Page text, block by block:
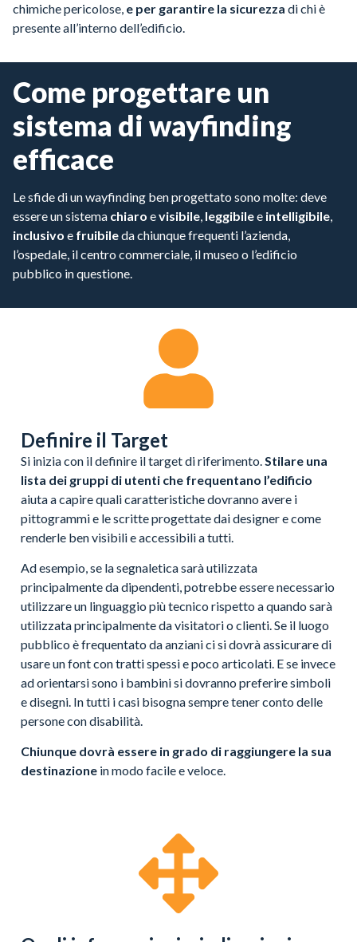
chimiche pericolose, e per garantire la sicurezza di chi è
presente all’interno dell’edificio.
Come progettare un
sistema di wayfinding
efficace
Le sfide di un wayfinding ben progettato sono molte: deve
essere un sistema chiaro evisibile leggibilee intelligibile
inclusivo e fruibileda chiunque frequenti l’azienda,
l’ospedale, il centro commerciale, il museo o l’edificio
pubblico in questione.
Definire il Target
Si inizia con il definire il target di riferimento. Stilare una
lista dei gruppi di utenti che frequentano l’edificio
aiuta a capire quali caratteristiche dovranno avere i
pittogrammi e le scritte progettate dai designer e come
renderle ben visibili e accessibili a tutti.
Ad esempio, se la segnaletica sarà utilizzata
principalmente da dipendenti, potrebbe essere necessario
utilizzare un linguaggio più tecnico rispetto a quando sarà
utilizzata principalmente da visitatori o clienti. Se il luogo
pubblico è frequentato da anziani ci si dovrà assicurare di
usare un font con tratti spessi e poco articolati. E se invece
ad orientarsi sono i bambini si dovranno preferire simboli
e disegni. In tutti i casi bisogna sempre tener conto delle
persone con disabilità.
Chiunque dovrà essere in grado di raggiungere la sua
destinazione in modo facile e veloce.